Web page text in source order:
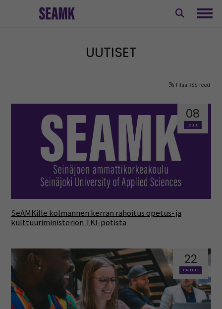
UUTISET
Tilaa RSS-feed
08
joulu
SeAMKille kolmannen kerran rahoitus opetus- ja
kulttuuriministeriön TKI-potista
22
marras